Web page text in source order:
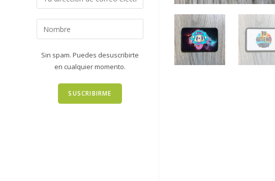
Sin spam. Puedes desuscribirte
en cualquier momento.